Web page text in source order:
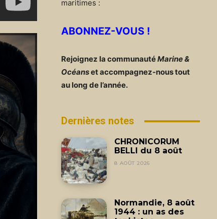
maritimes :
ABONNEZ-VOUS !
Rejoignez la communautéMarine &
Océanset accompagnez-nous tout
au long de l’année.
Dernières notes
CHRONICORUM
BELLI du 8 août
8 AOÛT 2026
Normandie, 8 août
1944 : un as des